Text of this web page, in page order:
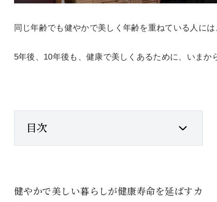
同じ年齢でも健やかで美しく年齢を重ねている人に
5年後、10年後も、健康で美しくあるために、いま
目次
健やかで美しい暮らしが健康寿命を延ばすカ